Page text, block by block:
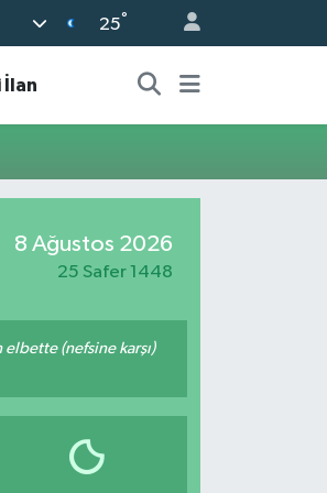
25°
İlan
8 Ağustos 2026
25 Safer 1448
(nefsine karşı)